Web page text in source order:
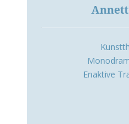
Enaktive